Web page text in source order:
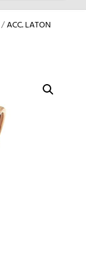
/ACC. LATON